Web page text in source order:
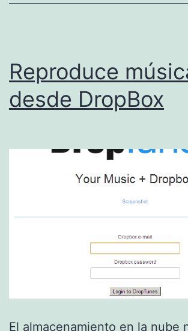
Reproduce
desde DropBox
El almacenamiento en la nube